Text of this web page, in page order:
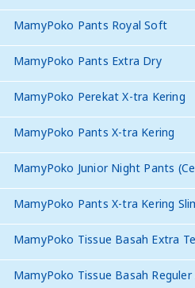
MamyPoko Pants Royal Soft
MamyPoko Pants Extra Dry
MamyPoko Perekat X-tra Kering
MamyPoko Pants X-tra Kering
MamyPoko Junior Night Pants
MamyPoko Pants X-tra Kering
MamyPoko Tissue Basah Extra
MamyPoko Tissue Basah